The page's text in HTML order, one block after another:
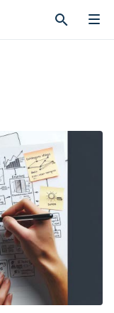
search
search